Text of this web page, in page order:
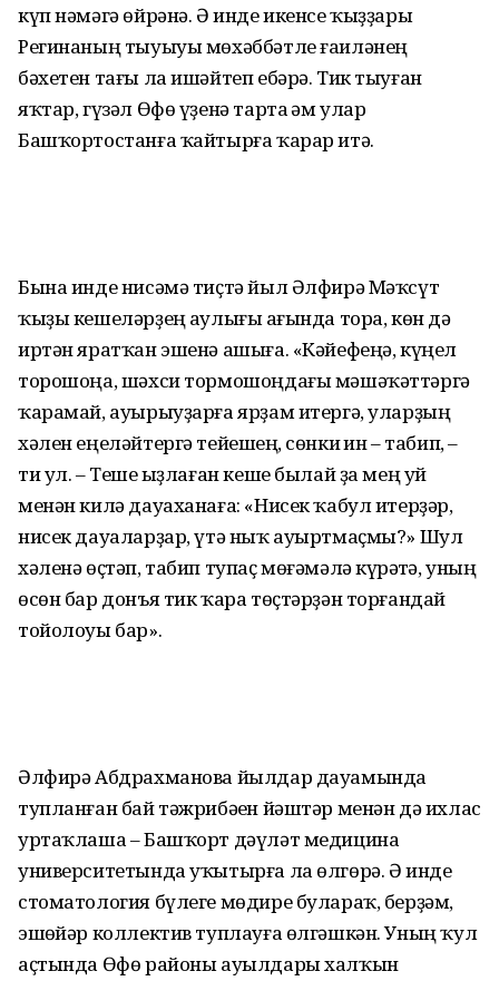
күп нәмәгә өйрәнә. Ә инде икенсе ҡыҙҙары
Регинаның тыуыуы мөхәббәтле ғаиләнең
бәхетен тағы ла ишәйтеп ебәрә. Тик тыуған
яҡтар, гүзәл Өфө үҙенә тарта һәм улар
Башҡортостанға ҡайтырға ҡарар итә.
Бына инде нисәмә тиҫтә йыл Әлфирә Мәҡсүт
ҡыҙы кешеләрҙең һаулығы һағында тора, көн дә
иртән яратҡан эшенә ашыға. «Кәйефеңә, күңел
торошоңа, шәхси тормошоңдағы мәшәҡәттәргә
ҡарамай, ауырыуҙарға ярҙам итергә, уларҙың
хәлен еңеләйтергә тейешһең, сөнки һин – табип, –
ти ул. – Теше һыҙлаған кеше былай ҙа мең уй
менән килә дауаханаға: «Нисек ҡабул итерҙәр,
нисек дауаларҙар, үтә ныҡ ауыртмаҫмы?» Шул
хәленә өҫтәп, табип тупаҫ мөғәмәлә күрһәтһә, уның
өсөн бар донъя тик ҡара төҫтәрҙән торғандай
тойолоуы бар».
Әлфирә Абдрахманова йылдар дауамында
тупланған бай тәжрибәһен йәштәр менән дә ихлас
уртаҡлаша – Башҡорт дәүләт медицина
университетында уҡытырға ла өлгөрә. Ә инде
стоматология бүлеге мөдире булараҡ, берҙәм,
эшһөйәр коллектив туплауға өлгәшкән. Уның ҡул
аҫтында Өфө районы ауылдары халҡын